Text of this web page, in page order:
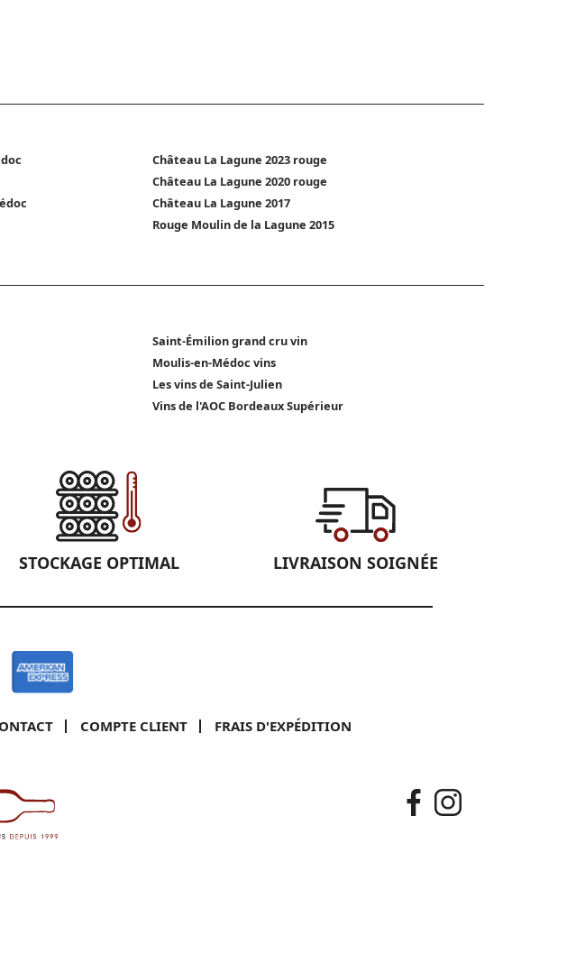
Château La Lagune 2023 rouge
Château La Lagune 2020 rouge
Château La Lagune 2017
Rouge Moulin de la Lagune 2015
Saint-Émilion grand cru vin
Moulis-en-Médoc vins
Les vins de Saint-Julien
Vins de l'AOC Bordeaux Supérieur
STOCKAGE OPTIMAL LIVRAISON SOIGNÉE
COMPTE CLIENT FRAIS D'EXPÉDITION